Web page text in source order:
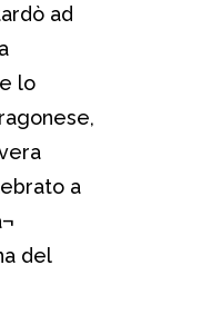
ad
lo
a
del